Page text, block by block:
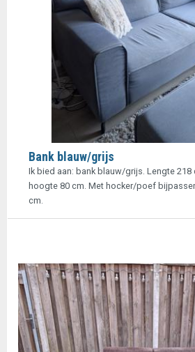
Bank blauw/grijs
Ik bied aan: bank blauw/grijs. Lengte 218
hoogte 80 cm. Met hocker/poef
cm.